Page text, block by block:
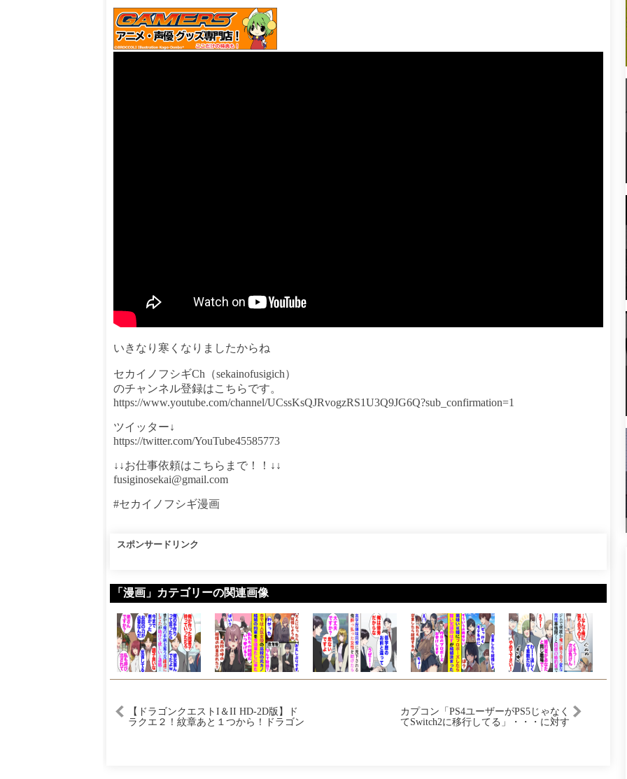
いきなり寒くなりましたからね
セカイノフシギCh（sekainofusigich）
のチャンネル登録はこちらです。
https://www.youtube.com/channel/UCssKsQJRvogzRS1U3Q9JG6Q?sub_confirmation=1
ツイッター↓
https://twitter.com/YouTube45585773
↓↓お仕事依頼はこちらまで！！↓↓
fusiginosekai@gmail.com
#セカイノフシギ漫画
スポンサードリンク
「漫画」カテゴリーの関連画像
【ドラゴンクエストI＆II HD-2D版】ド
ラクエ２！紋章あと１つから！ドラゴン
カプコン「PS4ユーザーがPS5じゃなく
てSwitch2に移行してる」・・・に対す